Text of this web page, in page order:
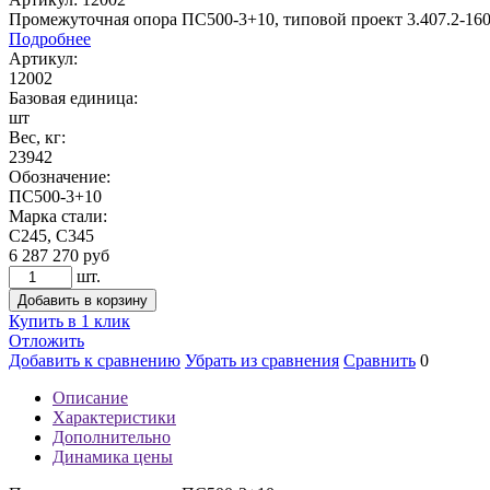
Промежуточная опора ПС500-3+10, типовой проект 3.407.2-
Подробнее
Артикул:
12002
Базовая единица:
шт
Вес, кг:
23942
Обозначение:
ПС500-3+10
Марка стали:
С245, С345
6 287 270 руб
шт.
Добавить в корзину
Купить в 1 клик
Отложить
Добавить к сравнению Убрать из сравнения Сравнить 0
Описание
Характеристики
Дополнительно
Динамика цены